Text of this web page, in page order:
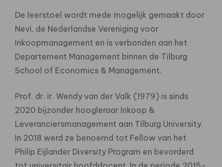
De leerstoel wordt mede mogelijk gemaakt door
Nevi, de Nederlandse Vereniging voor
Inkoopmanagement en is verbonden aan het
Departement Management binnen de Tilburg
School of Economics & Management.
Prof. dr. ir. Wendy van der Valk (1979) is sinds
2020 bijzonder hoogleraar Inkoop &
Leveranciersmanagement aan Tilburg University.
In 2018 werd ze benoemd tot Fellow van het
Philip Eijlander Diversity Program en bevorderd